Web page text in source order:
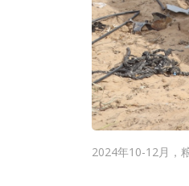
2024年10-12月，